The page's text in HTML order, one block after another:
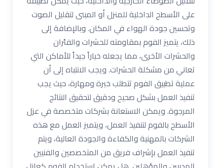
على الأسطح الداخلية للمنزل أو المبنى لتقليل الصوت
وتحسين جودة الهواء في المكان. وبالإضافة إلى
ذلك، يتميز الفوم بمقاومته للحشرات والفئران
والحشرات الأخرى، مما يجعله خياراً جيداً للأماكن التي
تعاني من مشكلة الحشرات. ويجب الانتباه إلى أن
عملية تطبيق الفوم تتطلب خبرة ومهارة، حيث يجب
تنفيذ العمل بشكل صحيح ودقيق لتحقيق النتائج
المرجوة. ويمكن الاستعانة بشركات متخصصة في عزل
الأسطح بالفوم لتنفيذ العمل، ويتميز العمل مع هذه
الشركات بالمهنية والكفاءة والجودة العالية، ويتم
تنفيذ العمل بإشراف فريق من المتخصصين والفنيين